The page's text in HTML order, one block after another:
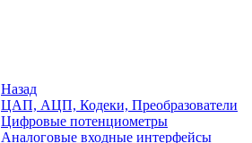
Назад
ЦАП, АЦП, Кодеки, Преобразователи
Цифровые потенциометры
Аналоговые входные интерфейсы